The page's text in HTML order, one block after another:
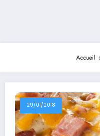
Accueil
29/01/2018